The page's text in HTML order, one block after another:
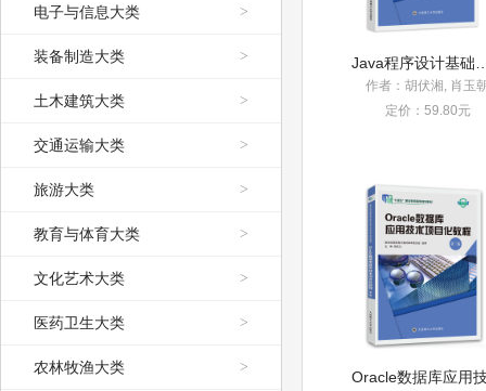
电子与信息大类 >
装备制造大类 >
土木建筑大类 >
交通运输大类 >
旅游大类 >
教育与体育大类 >
文化艺术大类 >
医药卫生大类 >
农林牧渔大类 >
作者：胡伏湘, 肖玉
定价：59.80元